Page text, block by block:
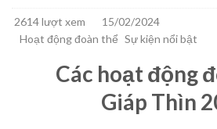
2614 lượt xem
15/02/2024
Hoạt động đoàn thể Sự kiện nổi bật
Các hoạt động
Giáp Thìn